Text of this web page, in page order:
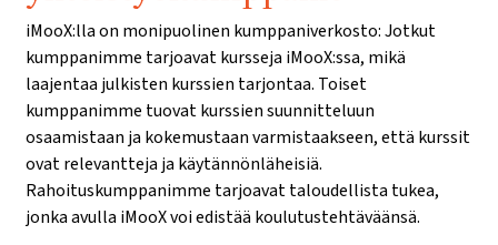
iMooX:lla on monipuolinen kumppaniverkosto: Jotkut
kumppanimme tarjoavat kursseja iMooX:ssa, mikä
laajentaa julkisten kurssien tarjontaa. Toiset
kumppanimme tuovat kurssien suunnitteluun
osaamistaan ja kokemustaan varmistaakseen, että kurssit
ovat relevantteja ja käytännönläheisiä.
Rahoituskumppanimme tarjoavat taloudellista tukea,
jonka avulla iMooX voi edistää koulutustehtäväänsä.